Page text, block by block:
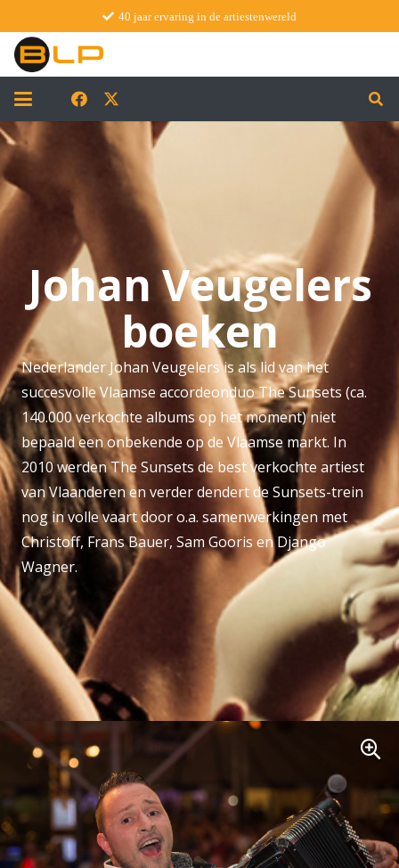
40 jaar ervaring in de artiestenwereld
Johan Veugelers
boeken
Nederlander Johan Veugelers is als lid van het
succesvolle Vlaamse accordeonduo The Sunsets (ca.
140.000 verkochte albums op het moment) niet
bepaald een onbekende op de Vlaamse markt. In
2010 werden The Sunsets de best verkochte artiest
van Vlaanderen en verder dendert de Sunsets-trein
nog in volle vaart door o.a. samenwerkingen met
Christoff, Frans Bauer, Sam Gooris en Django
Wagner.